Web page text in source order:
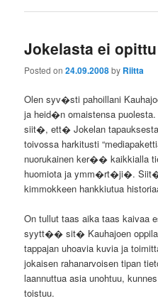
Jokelasta ei
Posted on24.09.2008by Riitta
Olen syv�sti pahoillani
ja heid�n omaistensa
siit�, ett� Jokelan
toivossa harkitusti
nuorukainen ker�� kaikkialla
huomiota ja ymm�rt�ji�.
kimmokkeen hankkiutua
On tullut taas aika taas kaivaa
syytt�� sit� Kauhajoen
tappajan uhoavia kuvia ja
jokaisen rahanarvoisen tipan
laannuttua asia unohtuu,
toistuu.